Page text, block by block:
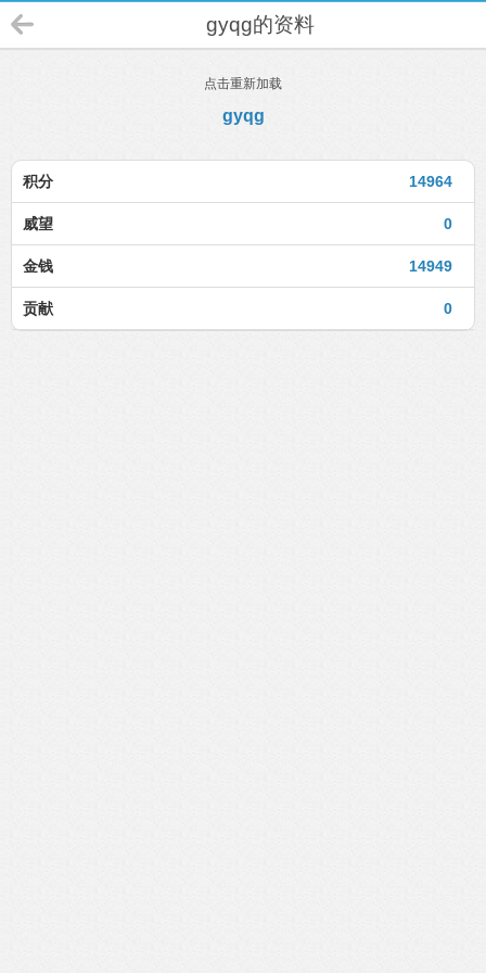
gyqg的资料
点击重新加载
gyqg
14964
积分
0
威望
14949
金钱
0
贡献